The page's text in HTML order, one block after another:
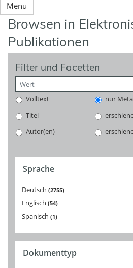
Menü
Browsen in
Publikationen
Filter und Facetten
Volltext
nur
Titel
Autor(en)
Sprache
Deutsch 2755
Englisch 54
Spanisch 1
Dokumenttyp